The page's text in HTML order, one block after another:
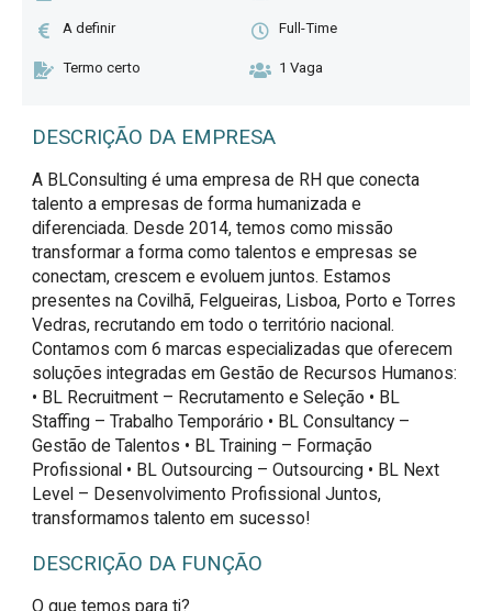
A definir Full-Time
Termo certo 1 Vaga
DESCRIÇÃO DA EMPRESA
A BLConsulting é uma empresa de RH que conecta
talento a empresas de forma humanizada e
diferenciada. Desde 2014, temos como missão
transformar a forma como talentos e empresas se
conectam, crescem e evoluem juntos. Estamos
presentes na Covilhã, Felgueiras, Lisboa, Porto e Torres
Vedras, recrutando em todo o território nacional.
Contamos com 6 marcas especializadas que oferecem
soluções integradas em Gestão de Recursos Humanos:
• BL Recruitment – Recrutamento e Seleção • BL
Staffing – Trabalho Temporário • BL Consultancy –
Gestão de Talentos • BL Training – Formação
Profissional • BL Outsourcing – Outsourcing • BL Next
Level – Desenvolvimento Profissional Juntos,
transformamos talento em sucesso!
DESCRIÇÃO DA FUNÇÃO
O que temos para ti?